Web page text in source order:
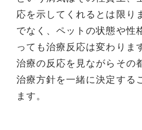
応を示してくれるとは限り
でなく、ペットの状態や性
っても治療反応は変わりま
治療の反応を見ながらその
治療方針を一緒に決定する
ます。